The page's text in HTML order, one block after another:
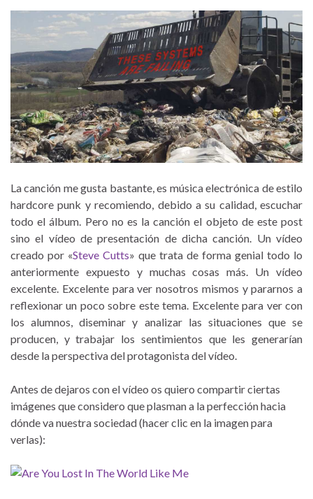
La canción me gusta bastante, es música electrónica de estilo
hardcore punk y recomiendo, debido a su calidad, escuchar
todo el álbum. Pero no es la canción el objeto de este post
sino el vídeo de presentación de dicha canción. Un vídeo
creado por «Steve Cutts» que trata de forma genial todo lo
anteriormente expuesto y muchas cosas más. Un vídeo
excelente. Excelente para ver nosotros mismos y pararnos a
reflexionar un poco sobre este tema. Excelente para ver con
los alumnos, diseminar y analizar las situaciones que se
producen, y trabajar los sentimientos que les generarían
desde la perspectiva del protagonista del vídeo.
Antes de dejaros con el vídeo os quiero compartir ciertas
imágenes que considero que plasman a la perfección hacia
dónde va nuestra sociedad (hacer clic en la imagen para
verlas):